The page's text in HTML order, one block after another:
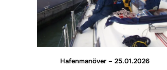
Hafenmanöver – 25.01.2026